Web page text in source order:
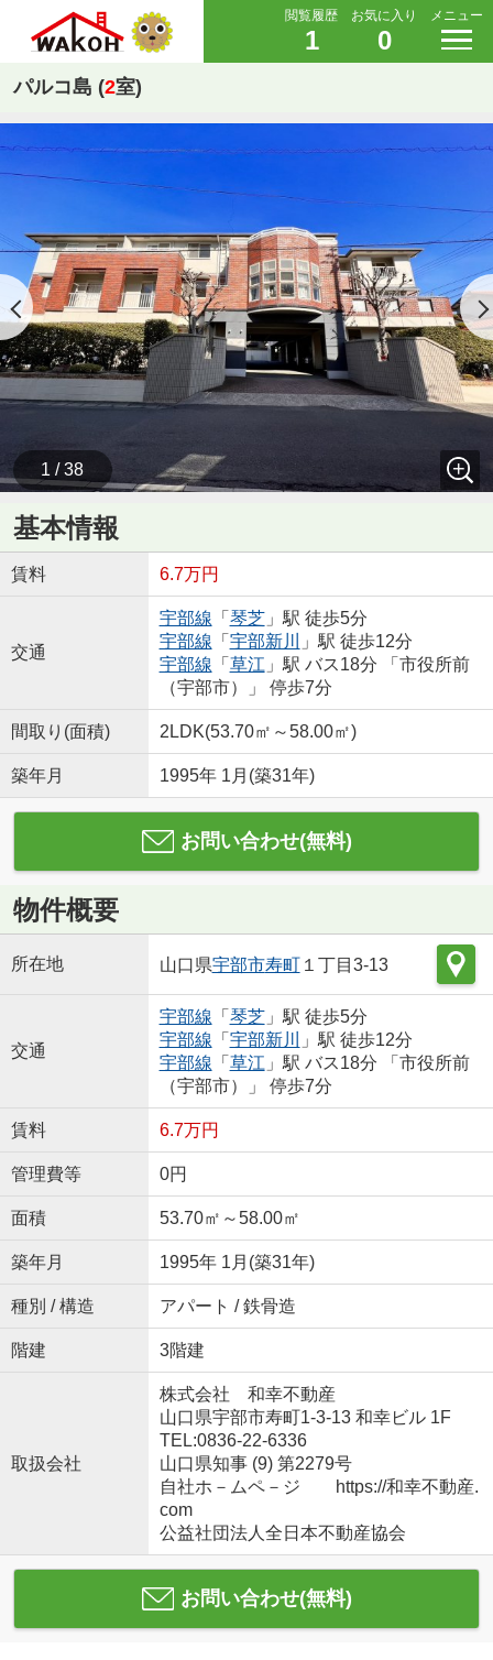
閲覧履歴
1
お気に入り
0
メニュー
パルコ島 (2室)
1 / 38
基本情報
賃料 6.7万円
交通
宇部線 「 琴芝」駅 徒歩5分
宇部線 「 宇部新川
」駅 徒歩12分
宇部線 「 草江 」駅 バス18分 「市役所前
（宇部市）」 停歩7分
間取り(面積) 2LDK(53.70㎡～58.00㎡)
築年月 1995年 1月(築31年)
お問い合わせ(無料)
物件概要
所在地 山口県宇部市寿町１丁目3-13
交通
宇部線 「 琴芝」駅 徒歩5分
宇部線 「 宇部新川
」駅 徒歩12分
宇部線 「 草江 」駅 バス18分 「市役所前
（宇部市）」 停歩7分
賃料 6.7万円
管理費等 0円
面積 53.70㎡～58.00㎡
築年月 1995年 1月(築31年)
種別 / 構造 アパート / 鉄骨造
階建 3階建
取扱会社
株式会社 和幸不動産
山口県宇部市寿町1-3-13 和幸ビル 1F
TEL:0836-22-6336
山口県知事 (9) 第2279号
自社ホ－ムペ－ジ https://和幸不動産.
com
公益社団法人全日本不動産協会
お問い合わせ(無料)